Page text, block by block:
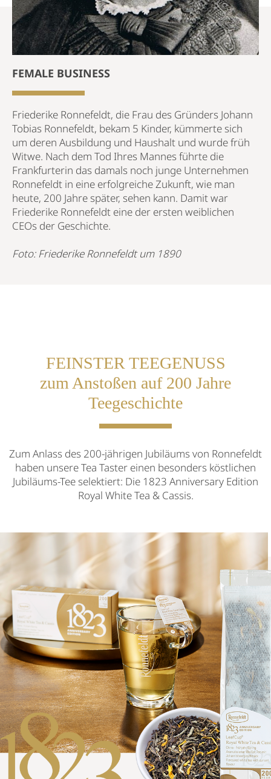
FEMALE BUSINESS
Friederike Ronnefeldt, die Frau des Gründers Johann
Tobias Ronnefeldt, bekam 5 Kinder, kümmerte sich
um deren Ausbildung und Haushalt und wurde früh
Witwe. Nach dem Tod Ihres Mannes führte die
Frankfurterin das damals noch junge Unternehmen
Ronnefeldt in eine erfolgreiche Zukunft, wie man
heute, 200 Jahre später, sehen kann. Damit war
Friederike Ronnefeldt eine der ersten weiblichen
CEOs der Geschichte.
Foto: Friederike Ronnefeldt um 1890
FEINSTER TEEGENUSS
zum Anstoßen auf 200 Jahre
Teegeschichte
Zum Anlass des 200-jährigen Jubiläums von Ronnefeldt
haben unsere Tea Taster einen besonders köstlichen
Jubiläums-Tee selektiert: Die 1823 Anniversary Edition
Royal White Tea & Cassis.